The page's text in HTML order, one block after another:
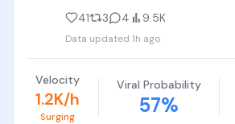
核心模型、TPU 计算集群和覆盖
道。
不远的未来，一家公司最终极最核
类。
41 3 4 9.5K
Data updated 1h ago
Velocity
1.2K/h
Surging
Viral Probability
57%